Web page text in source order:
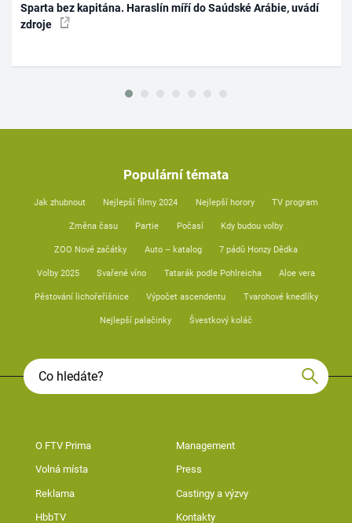
Sparta bez kapitána. Haraslín míří do Saúdské Arábie, uvádí
zdroje
Populární témata
Jak zhubnout Nejlepší filmy 2024 Nejlepší horory TV program
Změna času Partie Počasí Kdy budou volby
ZOO Nové začátky Auto – katalog 7 pádů Honzy Dědka
Volby 2025 Svařené víno Tatarák podle Pohlreicha Aloe vera
Pěstování lichořeřišnice Výpočet ascendentu Tvarohové knedlíky
Nejlepší palačinky Švestkový koláč
O FTV Prima Management
Volná místa Press
Reklama Castingy a výzvy
HbbTV Kontakty